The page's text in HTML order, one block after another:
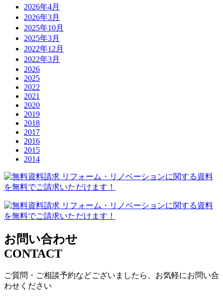
2026年4月
2026年3月
2025年10月
2025年3月
2022年12月
2022年3月
2026
2025
2022
2021
2020
2019
2018
2017
2016
2015
2014
お問い合わせ
CONTACT
ご質問・ご相談予約などございましたら、お気軽にお問い合
わせください